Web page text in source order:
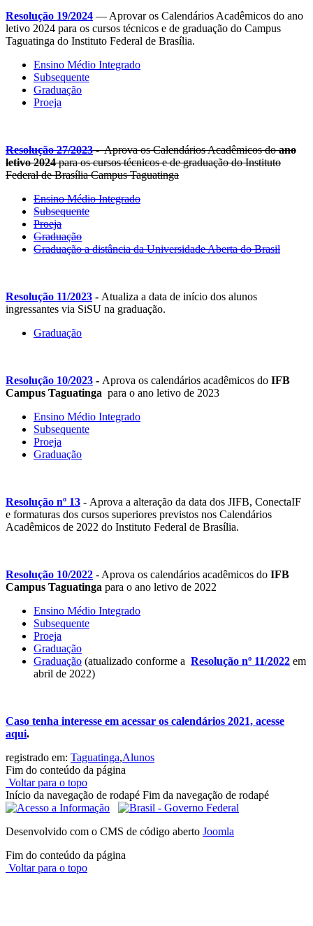
Resolução 19/2024 — Aprovar os Calendários Acadêmicos do ano
letivo 2024 para os cursos técnicos e de graduação do Campus
Taguatinga do Instituto Federal de Brasília.
Ensino Médio Integrado
Subsequente
Graduação
Proeja
Resolução 27/2023- Aprova os Calendários Acadêmicos doano
letivo 2024para os cursos técnicos e de graduação do Instituto
Federal de Brasília Campus Taguatinga
Ensino Médio Integrado
Subsequente
Proeja
Graduação
Graduação a distância da Universidade Aberta do Brasil
Resolução 11/2023 - Atualiza a data de início dos alunos
ingressantes via SiSU na graduação.
Graduação
Resolução 10/2023 - Aprova os calendários acadêmicos do IFB
Campus Taguatinga para o ano letivo de 2023
Ensino Médio Integrado
Subsequente
Proeja
Graduação
Resolução nº 13 - Aprova a alteração da data dos JIFB, ConectaIF
e formaturas dos cursos superiores previstos nos Calendários
Acadêmicos de 2022 do Instituto Federal de Brasília.
Resolução 10/2022 - Aprova os calendários acadêmicos do IFB
Campus Taguatinga para o ano letivo de 2022
Ensino Médio Integrado
Subsequente
Proeja
Graduação
Graduação (atualizado conforme a Resolução nº 11/2022 em
abril de 2022)
Caso tenha interesse em acessar os calendários 2021, acesse
aqui.
registrado em: Taguatinga,Alunos
Fim do conteúdo da página
Voltar para o topo
Início da navegação de rodapé Fim da navegação de rodapé
Desenvolvido com o CMS de código aberto Joomla
Fim do conteúdo da página
Voltar para o topo